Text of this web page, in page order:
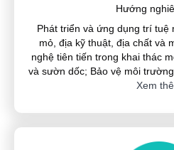
Hướng
Phát triển và ứng dụng trí tuệ
mỏ, địa kỹ thuật, địa chất và
nghệ tiên tiến trong khai thác
và sườn dốc; Bảo vệ môi
Xem